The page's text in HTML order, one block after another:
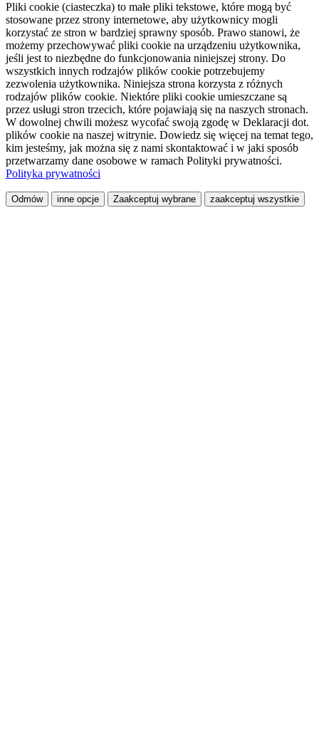
Pliki cookie (ciasteczka) to małe pliki tekstowe, które mogą być
stosowane przez strony internetowe, aby użytkownicy mogli
korzystać ze stron w bardziej sprawny sposób. Prawo stanowi, że
możemy przechowywać pliki cookie na urządzeniu użytkownika,
jeśli jest to niezbędne do funkcjonowania niniejszej strony. Do
wszystkich innych rodzajów plików cookie potrzebujemy
zezwolenia użytkownika. Niniejsza strona korzysta z różnych
rodzajów plików cookie. Niektóre pliki cookie umieszczane są
przez usługi stron trzecich, które pojawiają się na naszych stronach.
W dowolnej chwili możesz wycofać swoją zgodę w Deklaracji dot.
plików cookie na naszej witrynie. Dowiedz się więcej na temat tego,
kim jesteśmy, jak można się z nami skontaktować i w jaki sposób
przetwarzamy dane osobowe w ramach Polityki prywatności.
Polityka prywatności
Odmów inne opcje Zaakceptuj wybrane zaakceptuj wszystkie